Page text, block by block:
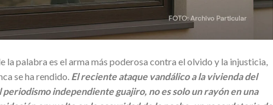
la palabra es el arma más poderosa contra el olvido y la injusticia,
se ha rendido. El reciente ataque vandálico a la vivienda del
periodismo independiente guajiro, no es solo un rayón en una